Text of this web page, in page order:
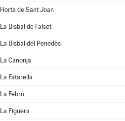
Horta de Sant Joan
La Bisbal de Falset
La Bisbal del Penedès
La Canonja
La Fatarella
La Febró
La Figuera